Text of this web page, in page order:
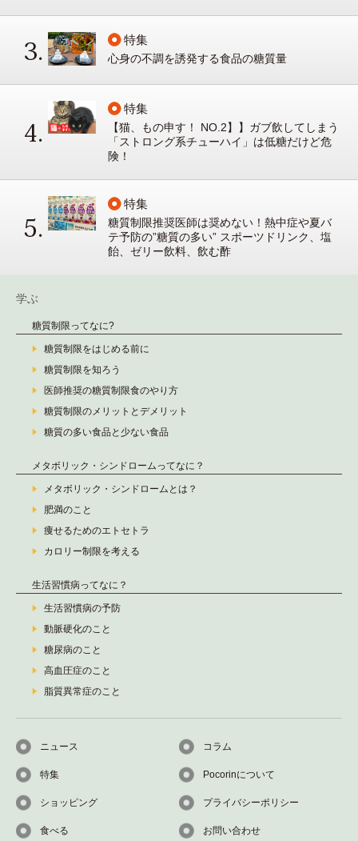
特集
心身の不調を誘発する食品の糖質量
特集
【猫、もの申す！ NO.2】】ガブ飲してしまう
「ストロング系チューハイ」は低糖だけど危
険！
特集
糖質制限推奨医師は奨めない！熱中症や夏バ
テ予防の”糖質の多い” スポーツドリンク、塩
飴、ゼリー飲料、飲む酢
学ぶ
糖質制限ってなに?
糖質制限をはじめる前に
糖質制限を知ろう
医師推奨の糖質制限食のやり方
糖質制限のメリットとデメリット
糖質の多い食品と少ない食品
メタボリック・シンドロームってなに？
メタボリック・シンドロームとは？
肥満のこと
痩せるためのエトセトラ
カロリー制限を考える
生活習慣病ってなに？
生活習慣病の予防
動脈硬化のこと
糖尿病のこと
高血圧症のこと
脂質異常症のこと
ニュース
特集
ショッピング
食べる
コラム
Pocorinについて
プライバシーポリシー
お問い合わせ